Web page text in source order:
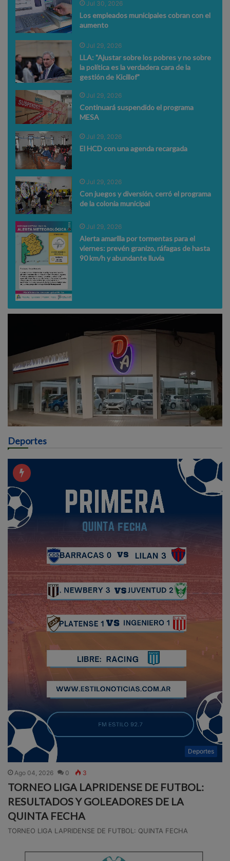
Jul 30, 2026
Los empleados municipales cobran con el
aumento
Jul 29, 2026
LLA: "Ajustar sobre los pobres y no sobre
la política es la verdadera cara de la
gestión de Kicillof"
Jul 29, 2026
Continuará suspendido el programa
MESA
Jul 29, 2026
El HCD con una agenda recargada
Jul 29, 2026
Con juegos y diversión, cerró el programa
de la colonia municipal
Jul 29, 2026
Alerta amarilla por tormentas para el
viernes: prevén granizo, ráfagas de hasta
90 km/h y abundante lluvia
Deportes
Deportes
Ago 04, 2026 0 3
TORNEO LIGA LAPRIDENSE DE FUTBOL:
RESULTADOS Y GOLEADORES DE LA
QUINTA FECHA
TORNEO LIGA LAPRIDENSE DE FUTBOL: QUINTA FECHA